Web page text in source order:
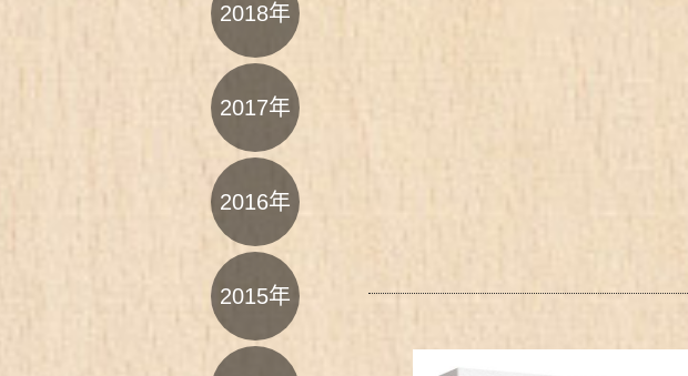
2018年
2017年
2016年
2015年